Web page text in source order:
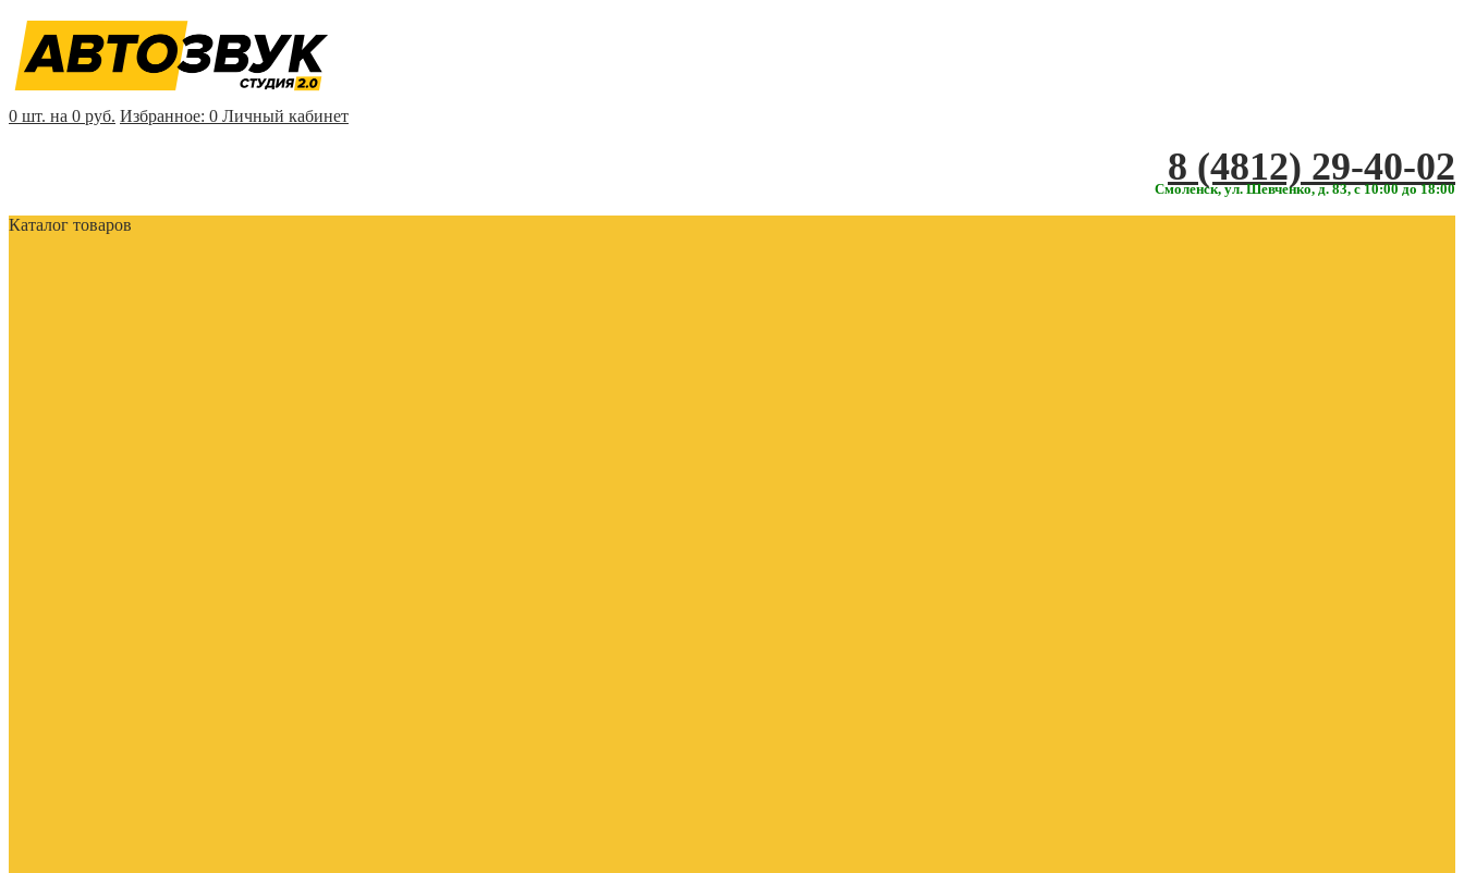
0 шт. на 0 руб. Избранное: 0 Личный кабинет
‎‎8 (4812) 29-40-02
Смоленск, ул. Шевченко, д. 83, с 10:00 до 18:00
Каталог товаров